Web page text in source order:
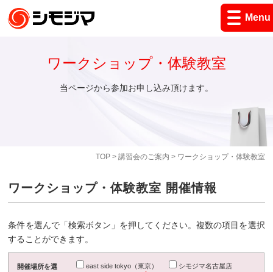
Menu
TOP> 講習会のご案内 > ワークショップ・体験教室
ワークショップ・体験教室
当ページから参加お申し込み頂けます。
ワークショップ・体験教室 開催情報
条件を選んで「検索ボタン」を押してください。複数の項目を選択
することができます。
開催場所を選
east side tokyo（東京）
シモジマ名古屋店